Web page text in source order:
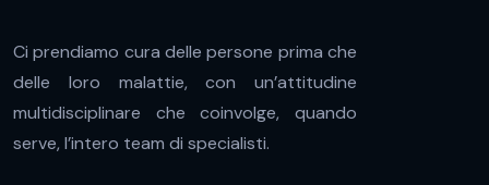
Ci prendiamo cura delle persone prima che
delle loro malattie, con un’attitudine
multidisciplinare che coinvolge, quando
serve, l’intero team di specialisti.